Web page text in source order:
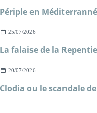
25/07/2026
20/07/2026